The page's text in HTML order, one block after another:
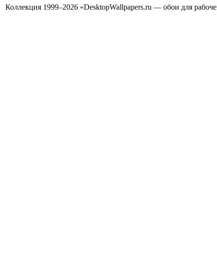
Коллекция 1999–2026 «DesktopWallpapers.ru — обои для